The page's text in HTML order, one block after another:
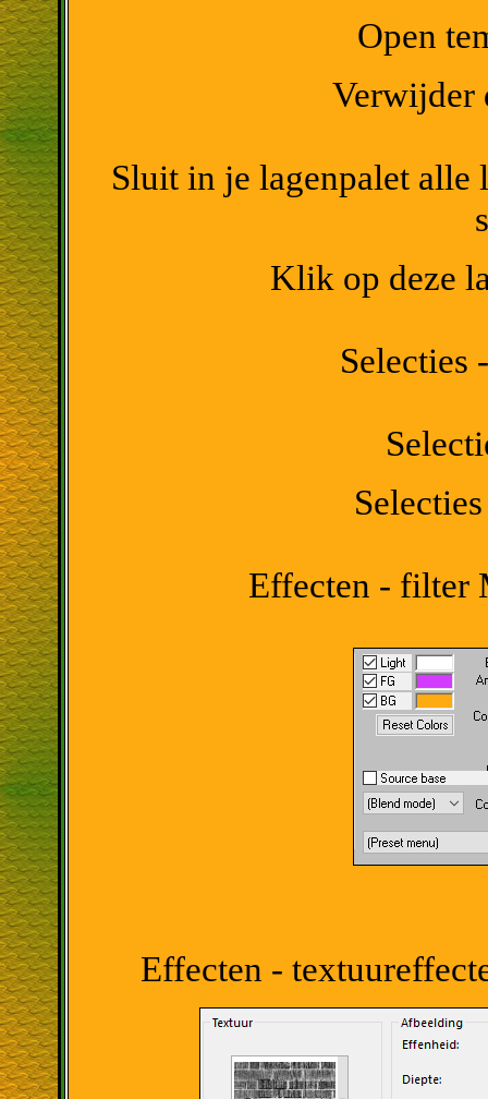
Open
Verwijder
Sluit in je lagenpalet alle
Klik op deze
Selecties
Effecten - filter
Effecten -